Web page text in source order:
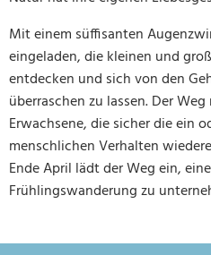
Mit einem süffisanten
eingeladen, die kleinen und
entdecken und sich von den
überraschen zu lassen. Der
Erwachsene, die sicher die ein
menschlichen Verhalten
Ende April lädt der Weg ein,
Frühlingswanderung zu